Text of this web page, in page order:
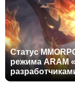
Статус
режима ARAM